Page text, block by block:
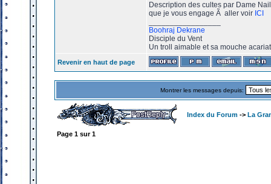
Description des cultes par Dame
que je vous engage Ã aller voir ICI
Boohraj Dekrane
Disciple du Vent
Un troll aimable et sa mouche
Revenir en haut de page
Montrer les messages depuis:
Index du Forum -> La
Page 1 sur1